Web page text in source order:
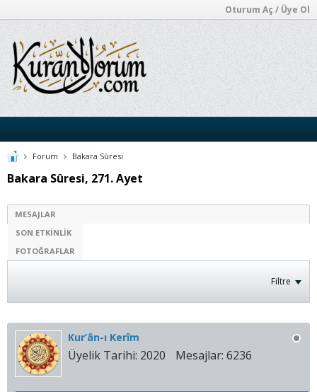
Oturum Aç / Üye Ol
Forum Bakara Sûresi
Bakara Sûresi, 271. Ayet
MESAJLAR
SON ETKINLIK
FOTOĞRAFLAR
Filtre
Kur’ân-ı Kerîm
Üyelik Tarihi: 2020 Mesajlar: 6236